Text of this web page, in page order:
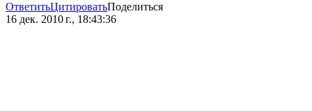
ОтветитьЦитироватьПоделиться
16 дек. 2010 г., 18:43:36